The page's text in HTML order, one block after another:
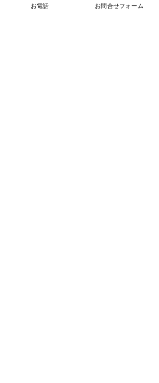
り再度お客さまがホームページを訪れた際にお
お電話 お問合せフォーム